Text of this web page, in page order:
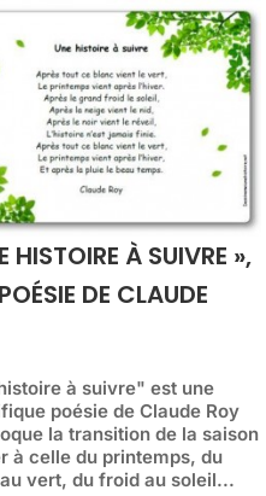
HISTOIRE À SUIVRE »,
DE CLAUDE
à suivre" est une
poésie de Claude Roy
la transition de la saison
à celle du printemps, du
vert, du froid au soleil...